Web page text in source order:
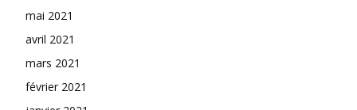
mai 2021
avril 2021
mars 2021
février 2021